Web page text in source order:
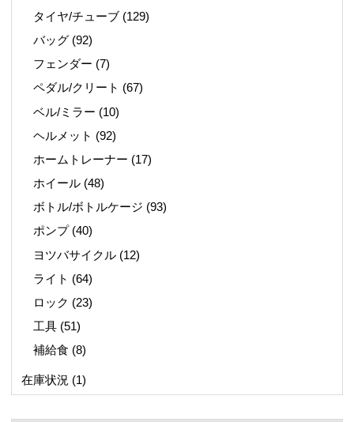
タイヤ/チューブ (129)
バッグ (92)
フェンダー (7)
ペダル/クリート (67)
ベル/ミラー (10)
ヘルメット (92)
ホームトレーナー (17)
ホイール (48)
ボトル/ボトルケージ (93)
ポンプ(40)
ヨツバサイクル (12)
ライト (64)
ロック (23)
工具 (51)
補給食 (8)
在庫状況 (1)